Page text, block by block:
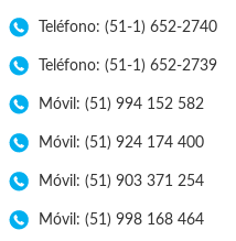
Teléfono: (51-1) 652-2740
Teléfono: (51-1) 652-2739
Móvil: (51) 994 152 582
Móvil: (51) 924 174 400
Móvil: (51) 903 371 254
Móvil: (51) 998 168 464